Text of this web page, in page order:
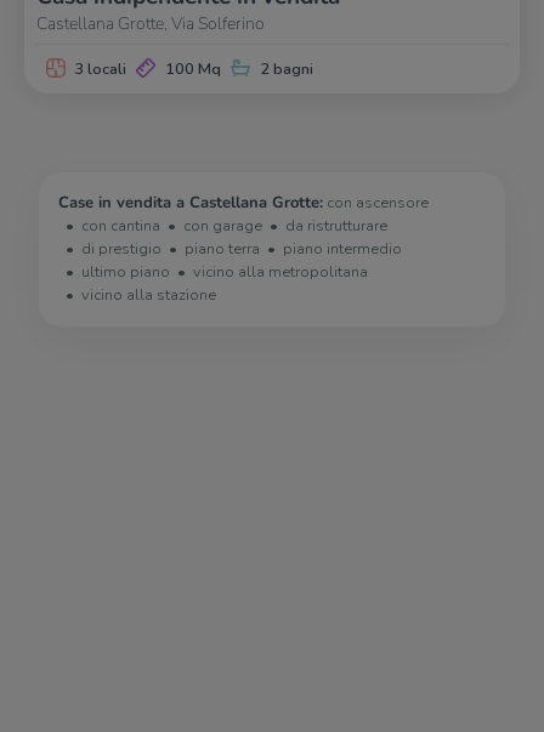
Castellana Grotte, Via Solferino
3 locali 100 Mq 2 bagni
Case in vendita a Castellana Grotte: con ascensore
con cantina
con garage
da ristrutturare
di prestigio
piano terra
piano intermedio
ultimo piano
vicino alla metropolitana
vicino alla stazione